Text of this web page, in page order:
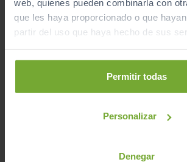
web, quienes pueden combinarla con
que les haya proporcionado o que
partir del uso que haya hecho de sus
Permitir todas
Personalizar
Denegar